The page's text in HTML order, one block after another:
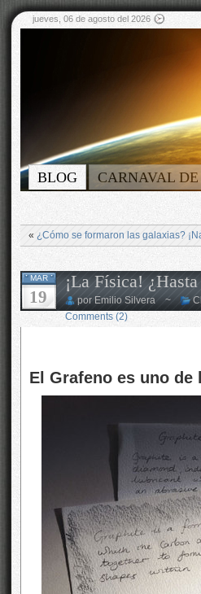
jueves, 06 de agosto del 2026
BLOG CARNAVAL
« ¿Cómo se formaron las galaxias?
MAR
19
¡La Física!
por Emilio Silvera ~
Comments (2)
El Grafeno es uno